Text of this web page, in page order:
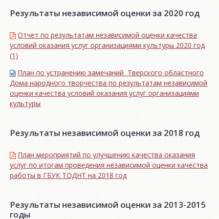
Результаты независимой оценки за 2020 год
Отчет по результатам независимой оценки качества
условий оказания услуг организациями культуры 2020 год
(1)
План по устранению замечаний Тверского областного
Дома народного творчества по результатам независимой
оценки качества условий оказания услуг организациями
культуры
Результаты независимой оценки за 2018 год
План мероприятий по улучшению качества оказания
услуг по итогам проведения независимой оценки качества
работы в ГБУК ТОДНТ на 2018 год
Результаты независимой оценки за 2013-2015
годы